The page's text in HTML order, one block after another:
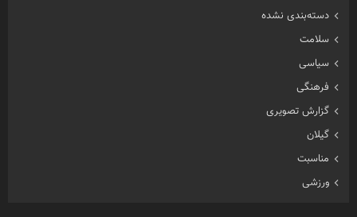
دسته‌بندی نشده
سلامت
سیاسی
فرهنگی
گزارش تصویری
گیلان
مناسبت
ورزشی